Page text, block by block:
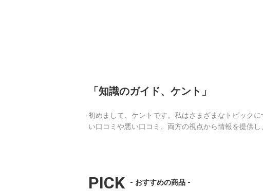
「知識のガイド、ケント」
初めまして、ケントです。私はさまざまなトピック
い口コミや悪い口コミ、両方の視点から情報を提供
PICK - おすすめの商品 -